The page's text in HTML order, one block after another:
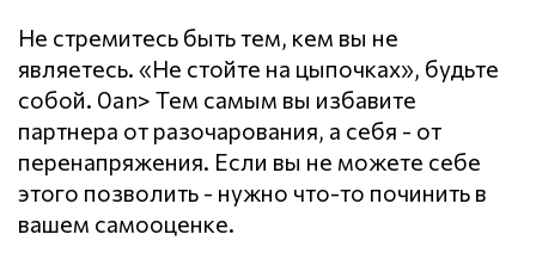
Не стремитесь быть тем, кем вы не
являетесь. «Не стойте на цыпочках», будьте
собой. 0an> Тем самым вы избавите
партнера от разочарования, а себя - от
перенапряжения. Если вы не можете себе
этого позволить - нужно что-то починить в
вашем самооценке.